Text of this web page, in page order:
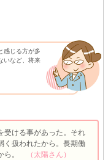
感じる方が多
いなど、将来
受ける事があった。それ
く扱われたから。長期働
。
（太陽さん）